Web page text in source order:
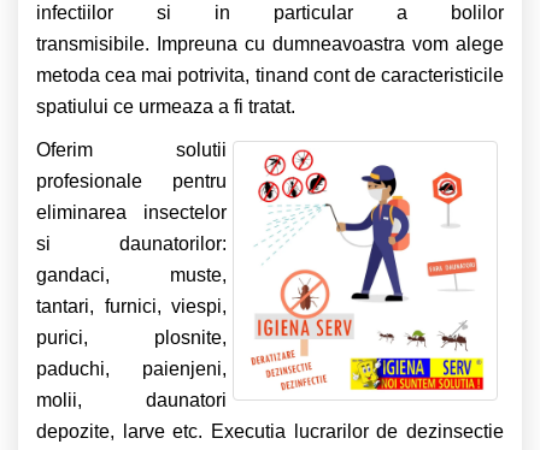
infectiilor si in particular a bolilor
transmisibile. Impreuna cu dumneavoastra vom alege
metoda cea mai potrivita, tinand cont de caracteristicile
spatiului ce urmeaza a fi tratat.
Oferim solutii
profesionale pentru
eliminarea insectelor
si daunatorilor:
gandaci, muste,
tantari, furnici, viespi,
purici, plosnite,
paduchi, paienjeni,
molii, daunatori
depozite, larve etc. Executia lucrarilor de dezinsectie